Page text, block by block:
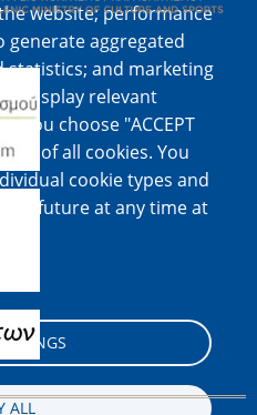
website; performance
generate aggregated
statistics; and marketing
display relevant
you choose "ACCEPT
of all cookies. You
cookie types and
the future at any time at
ALL